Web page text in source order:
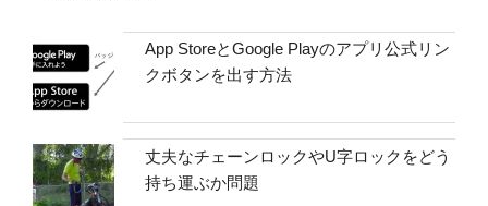
App StoreとGoogle Playのアプリ公式リン
クボタンを出す方法
丈夫なチェーンロックやU字ロックをどう
持ち運ぶか問題